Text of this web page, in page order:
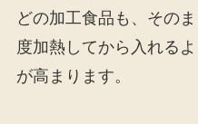
どの加工食品も、その
度加熱してから入れる
が高まります。